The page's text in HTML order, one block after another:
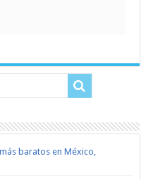
baratos en México,